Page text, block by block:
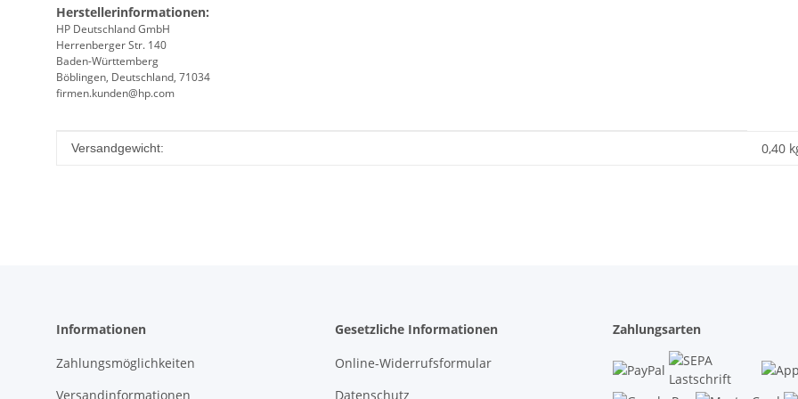
Herstellerinformationen:
HP Deutschland GmbH
Herrenberger Str. 140
Baden-Württemberg
Böblingen, Deutschland, 71034
firmen.kunden@hp.com
Produkteigenschaft
Wert
Versandgewicht: 0,40
Informationen
Zahlungsmöglichkeiten
Versandinformationen
Gesetzliche Informationen
Online-Widerrufsformular
Datenschutz
Zahlungsarten